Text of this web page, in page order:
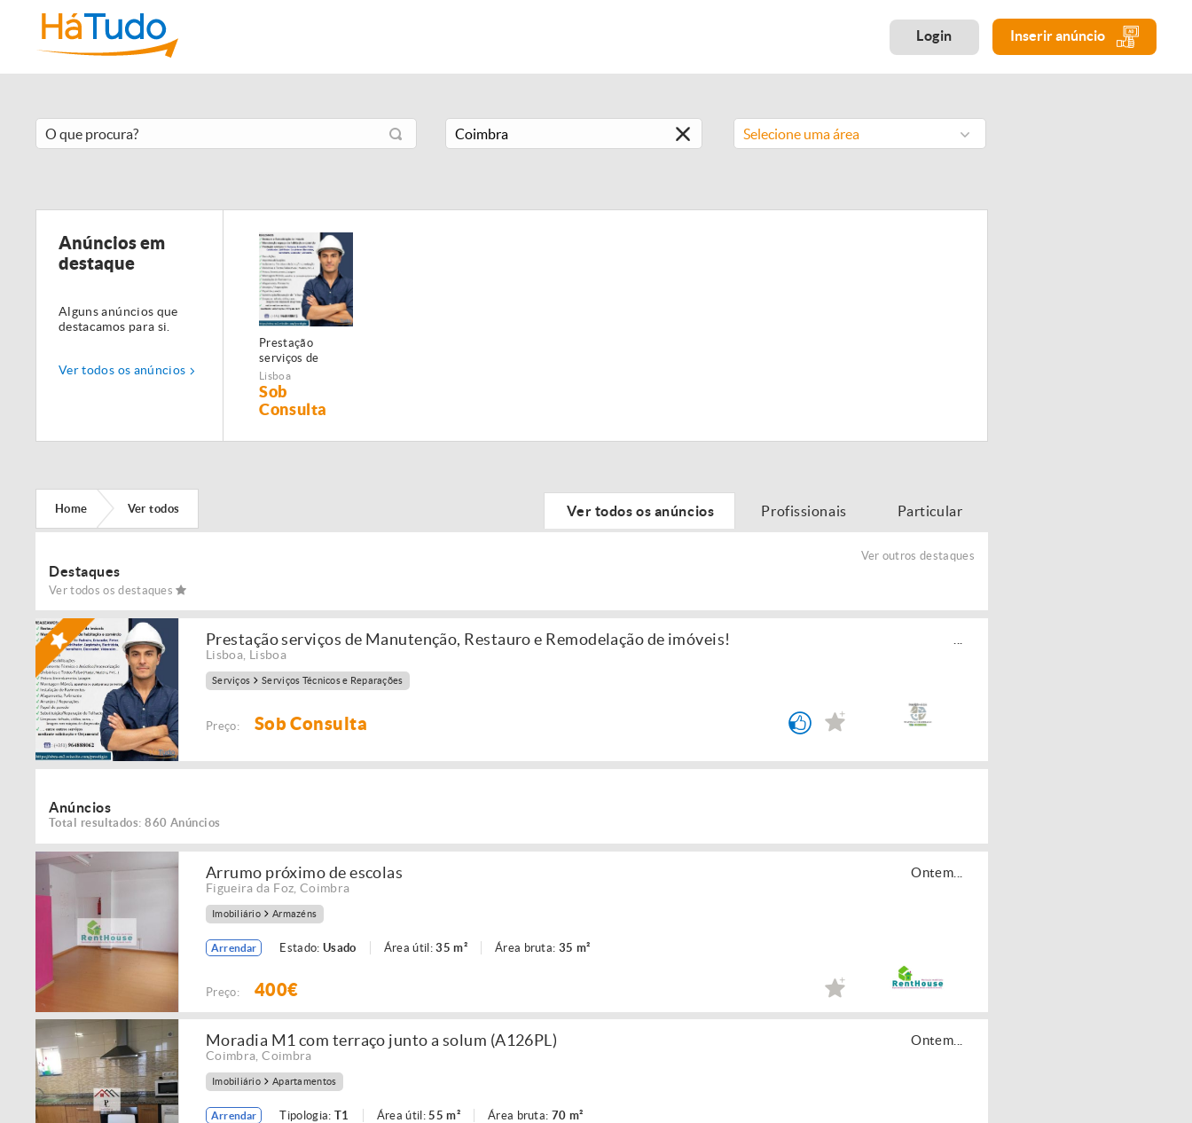
Login Inserir anúncio
Selecione uma área
Anúncios em
destaque
Alguns anúncios que
destacamos para si.
Ver todos os anúncios
Prestação
serviços de
Manutenção,
Restauro e
Remodelação de
imóveis!
Lisboa
Sob
Consulta
Home Ver todos Ver todos os anúncios Profissionais Particular
Ver outros destaques
Destaques
Ver todos os destaques
Prestação serviços de Manutenção, Restauro e Remodelação de imóveis!
Lisboa Lisboa
Serviços Serviços Técnicos e Reparações
Preço: Sob Consulta
Anúncios
Total resultados: 860 Anúncios
Arrumo próximo de escolas Ontem...
Figueira da Foz Coimbra
Imobiliário Armazéns
Arrendar Estado:Usado Área útil:35 m² Área bruta: 35 m²
Preço: 400€
Moradia M1 com terraço junto a solum (A126PL) Ontem...
Coimbra ,Coimbra
Imobiliário Apartamentos
Arrendar Tipologia:T1 Área útil:55 m² Área bruta: 70 m²